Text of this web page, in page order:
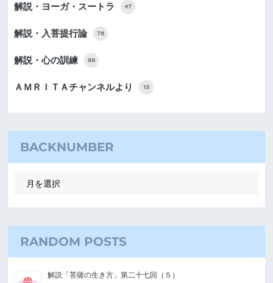
解説・ヨーガ・スートラ 47
解説・入菩提行論 78
解説・心の訓練 89
ＡＭＲＩＴＡチャンネルより 13
BACKNUMBER
RANDOM POSTS
解説「菩薩の生き方」第二十七回（５）